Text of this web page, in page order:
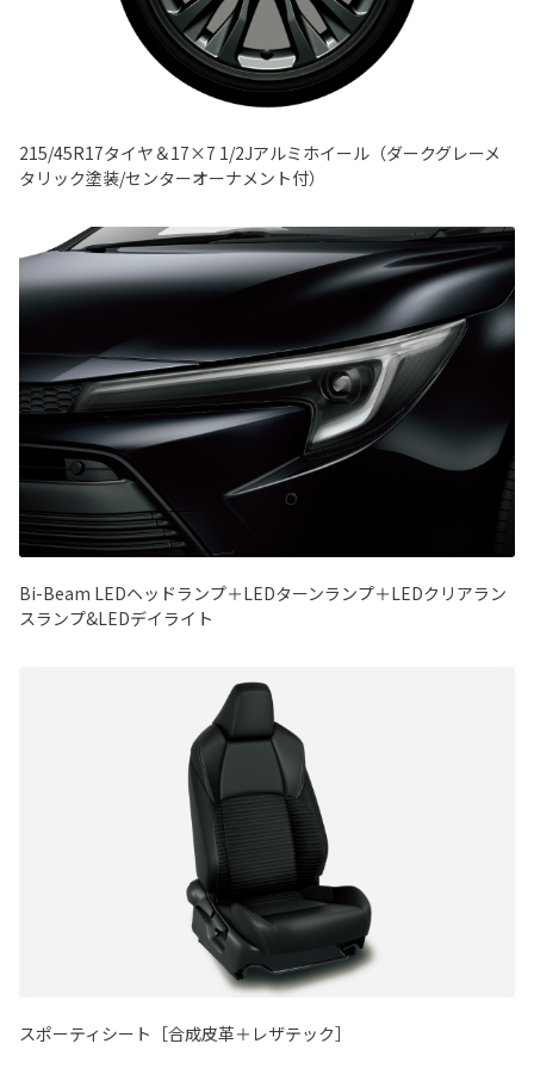
215/45R17タイヤ＆17×7 1/2Jアルミホイール（ダークグレーメ
タリック塗装/センターオーナメント付）
Bi-Beam LEDヘッドランプ＋LEDターンランプ＋LEDクリアラン
スランプ&LEDデイライト
スポーティシート［合成皮革＋レザテック］